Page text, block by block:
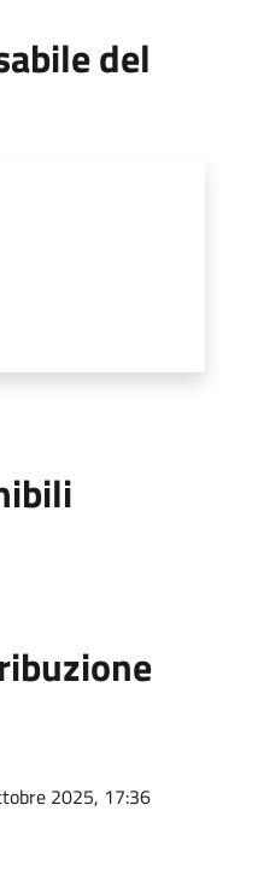
del
2025, 17:36